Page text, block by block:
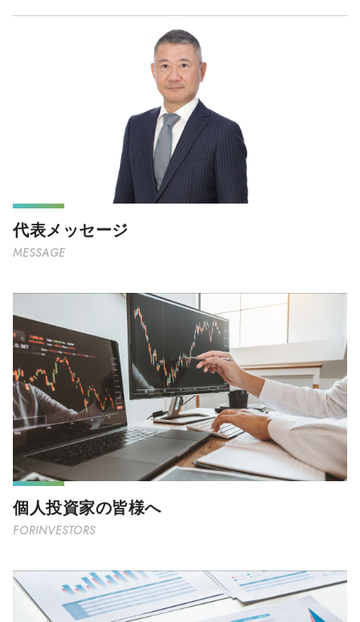
代表メッセージ
MESSAGE
個人投資家の皆様へ
FORINVESTORS